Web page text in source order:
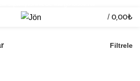
/ 0,00₺
Filtrele